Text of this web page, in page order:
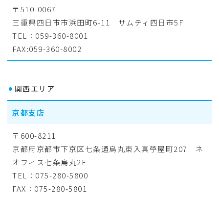
〒510-0067
三重県四日市市浜田町6-11 サムティ四日市5F
TEL：059-360-8001
FAX:059-360-8002
⚫︎ 関西エリア
京都支店
〒600-8211
京都府京都市下京区七条通烏丸東入真苧屋町207 ネ
オフィス七条烏丸2F
TEL：075-280-5800
FAX：075-280-5801